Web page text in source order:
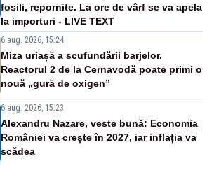
fosili, repornite. La ore de vârf se va apela
la importuri - LIVE TEXT
6 aug. 2026, 15:24
Miza uriașă a scufundării barjelor.
Reactorul 2 de la Cernavodă poate primi o
nouă „gură de oxigen”
6 aug. 2026, 15:23
Alexandru Nazare, veste bună: Economia
României va crește în 2027, iar inflația va
scădea